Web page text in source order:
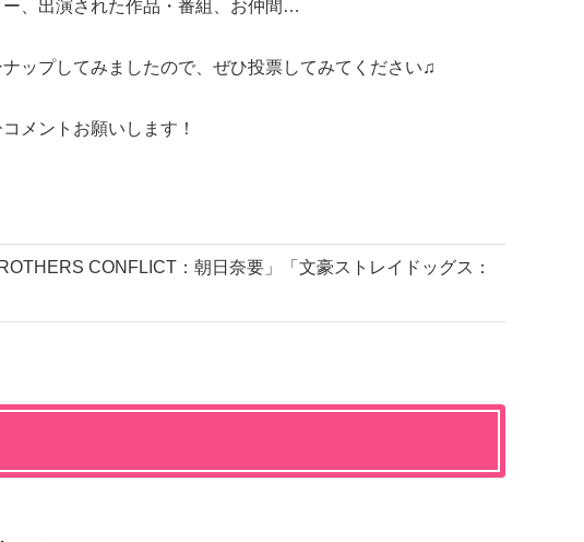
、出演された作品・番組、お仲間…
ップしてみましたので、ぜひ投票してみてください♫
メントお願いします！
CONFLICT：朝日奈要」「文豪ストレイドッグス：